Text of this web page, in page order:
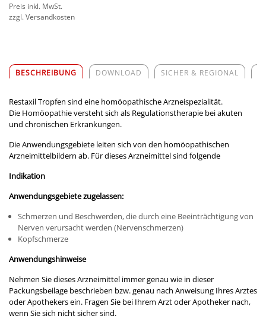
Preis inkl. MwSt.
zzgl. Versandkosten
BESCHREIBUNG DOWNLOAD SICHER & REGIONAL
Restaxil Tropfen sind eine homöopathische Arzneispezialität.
Die Homöopathie versteht sich als Regulationstherapie bei akuten
und chronischen Erkrankungen.
Die Anwendungsgebiete leiten sich von den homöopathischen
Arzneimittelbildern ab. Für dieses Arzneimittel sind folgende
Indikation
Anwendungsgebiete zugelassen:
Schmerzen und Beschwerden, die durch eine Beeinträchtigung von
Nerven verursacht werden (Nervenschmerzen)
Kopfschmerze
Anwendungshinweise
Nehmen Sie dieses Arzneimittel immer genau wie in dieser
Packungsbeilage beschrieben bzw. genau nach Anweisung Ihres Arztes
oder Apothekers ein. Fragen Sie bei Ihrem Arzt oder Apotheker nach,
wenn Sie sich nicht sicher sind.